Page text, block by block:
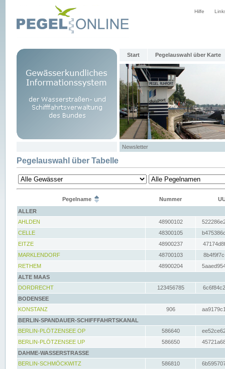
Hilfe
Start Pegelauswahl über Karte
Newsletter
Pegelauswahl über Tabelle
Pegelname Nummer
ALLER
AHLDEN
48900102
CELLE
48300105
EITZE
48900237
MARKLENDORF
48700103
RETHEM
48900204
ALTE MAAS
DORDRECHT
123456785
BODENSEE
KONSTANZ
906
BERLIN-SPANDAUER-SCHIFFFAHRTSKANAL
BERLIN-PLÖTZENSEE OP
586640
BERLIN-PLÖTZENSEE UP
586650
DAHME-WASSERSTRASSE
BERLIN-SCHMÖCKWITZ
586810